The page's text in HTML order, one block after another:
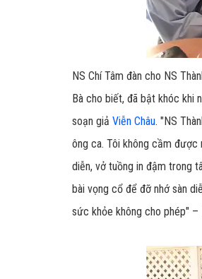
NS Chí Tâm đàn cho NS
Bà cho biết, đã bật khóc khi
soạn giả Viễn Châu. "NS
ông ca. Tôi không cầm được
diễn, vở tuồng in đậm trong
bài vọng cổ để đỡ nhớ sàn
sức khỏe không cho phép" –